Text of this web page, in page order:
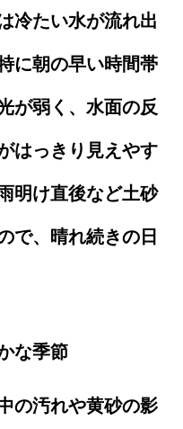
冷たい水が流れ出
に朝の早い時間帯
が弱く、水面の反
はっきり見えやす
明け直後など土砂
で、晴れ続きの日
な季節
の汚れや黄砂の影